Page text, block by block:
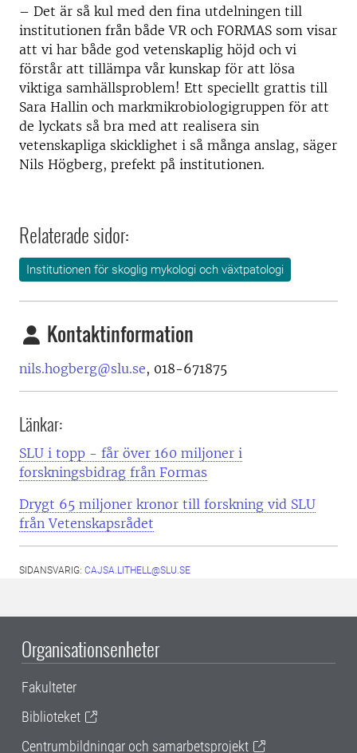
– Det är så kul med den fina utdelningen till
institutionen från både VR och FORMAS som visar
att vi har både god vetenskaplig höjd och vi
förstår att tillämpa vår kunskap för att lösa
viktiga samhällsproblem! Ett speciellt grattis till
Sara Hallin och markmikrobiologigruppen för att
de lyckats så bra med att realisera sin
vetenskapliga skicklighet i så många anslag, säger
Nils Högberg, prefekt på institutionen.
Relaterade sidor:
Institutionen för skoglig mykologi och växtpatologi
Kontaktinformation
nils.hogberg@slu.se, 018-671875
Länkar:
SLU i topp - får över 160 miljoner i
forskningsbidrag från Formas
Drygt 65 miljoner kronor till forskning vid SLU
från Vetenskapsrådet
SIDANSVARIG: CAJSA.LITHELL@SLU.SE
Organisationsenheter
Fakulteter
Biblioteket
Centrumbildningar och samarbetsprojekt